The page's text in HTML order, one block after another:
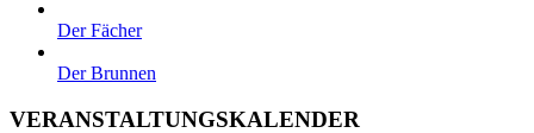
Der Fächer
Der Brunnen
VERANSTALTUNGSKALENDER